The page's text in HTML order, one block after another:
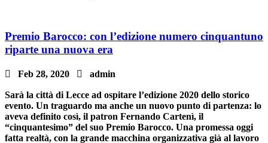
Premio Barocco: con l’edizione numero cinquantuno
riparte una nuova era
 Feb 28, 2020  admin
Sarà la città di Lecce ad ospitare l’edizione 2020 dello storico
evento. Un traguardo ma anche un nuovo punto di partenza: lo
aveva definito così, il patron Fernando Cartenì, il
“cinquantesimo” del suo Premio Barocco. Una promessa oggi
fatta realtà, con la grande macchina organizzativa già al lavoro